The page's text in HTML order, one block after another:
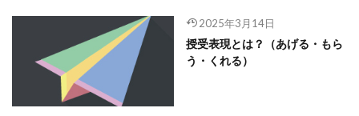
2025年3月14日
授受表現とは？（あげる・もら
う・くれる）